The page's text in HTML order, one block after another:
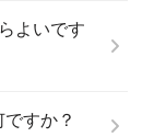
よいです
すか？